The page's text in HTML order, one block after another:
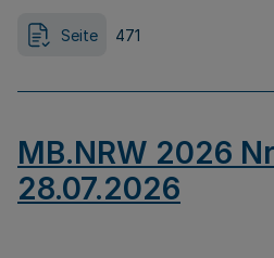
Seite 471
MB.NRW 2026
28.07.2026